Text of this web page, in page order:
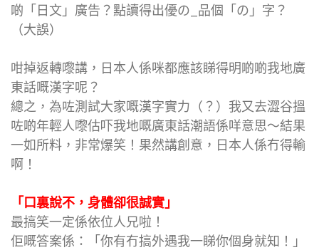
啲「日文」廣告？點讀得出優の_品個「の」字？
（大誤）
咁掉返轉嚟講，日本人係咪都應該睇得明啲啲我地廣
東話嘅漢字呢？
總之，為咗測試大家嘅漢字實力（？）我又去澀谷搵
咗啲年輕人嚟估吓我地嘅廣東話潮語係咩意思～結果
一如所料，非常爆笑！果然講創意，日本人係冇得輸
啊！
「口裏說不，身體卻很誠實」
最搞笑一定係依位人兄啦！
佢嘅答案係：「你有冇搞外遇我一睇你個身就知！」